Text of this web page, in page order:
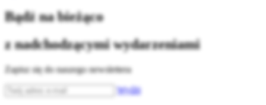
Bądź na bieżąco
z nadchodzącymi wydarzeniami
Zapisz się do naszego newslettera
Wyślij